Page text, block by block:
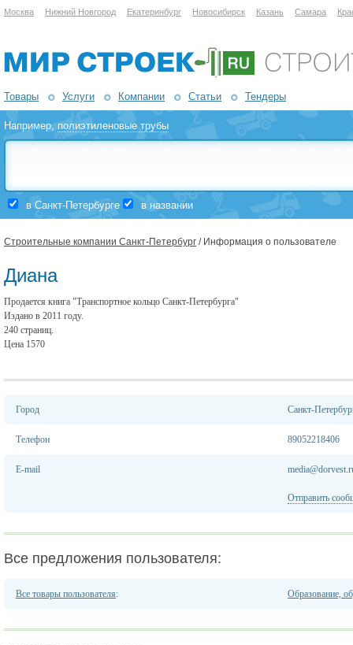
Москва Нижний Новгород Екатеринбург Новосибирск Казань Самара
Товары Услуги Компании Статьи Тендеры
Например,полиэтиленовые трубы
в Санкт-Петербурге в названии
Строительные компании Санкт-Петербург / Информация о пользователе
Диана
Продается книга "Транспортное кольцо Санкт-Петербурга"
Издано в 2011 году.
240 страниц.
Цена 1570
Город Санкт-
Телефон 89052218406
E-mail
Отправить
Все предложения пользователя:
Все товары пользователя: Образование,